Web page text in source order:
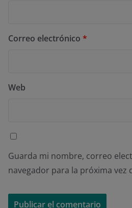
Correo electrónico *
Web
Guarda mi nombre, correo
navegador para la próxima vez